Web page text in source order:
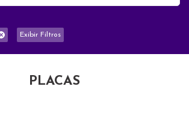
Exibir Filtros
PLACAS